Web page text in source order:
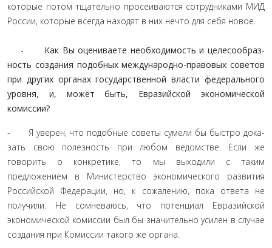
которые потом тщательно просеи­ваются сотрудниками МИД
России, которые всегда находят в них нечто для себя новое.
- Как Вы оцениваете необходимость и целесообраз­
ность создания подобных международно-правовых сове­тов
при других органах государственной власти федераль­ного
уровня, и, может быть, Евразийской экономической
комиссии?
- Я уверен, что подобные советы сумели бы быстро дока­
зать свою полезность при любом ведомстве. Если же
говорить о конкретике, то мы выходили с таким
предложением в Ми­нистерство экономического развития
Российской Федерации, но, к сожалению, пока ответа не
получили. Не сомневаюсь, что потенциал Евразийской
экономической комиссии был бы зна­чительно усилен в случае
создания при Комиссии такого же органа.